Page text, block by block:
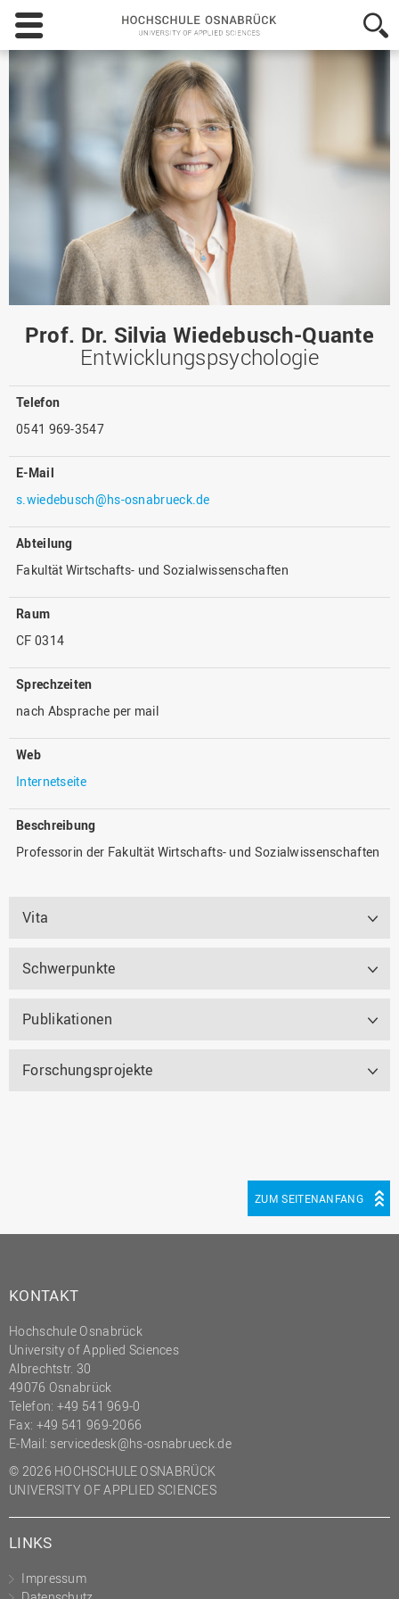
Hochschule
Osnabrück
-
Prof. Dr. Silvia Wiedebusch-Quante
Entwicklungspsychologie
Telefon
0541 969-3547
E-Mail
s.wiedebusch@hs-osnabrueck.de
Abteilung
Fakultät Wirtschafts- und Sozialwissenschaften
Raum
CF 0314
Sprechzeiten
nach Absprache per mail
Web
Internetseite
Beschreibung
Professorin der Fakultät Wirtschafts- und Sozialwissenschaften
Vita
Schwerpunkte
Publikationen
Forschungsprojekte
ZUM SEITENANFANG
KONTAKT
Hochschule Osnabrück
University of Applied Sciences
Albrechtstr. 30
49076 Osnabrück
Telefon: +49 541 969-0
Fax: +49 541 969-2066
E-Mail: servicedesk@hs-osnabrueck.de
© 2026 HOCHSCHULE OSNABRÜCK
UNIVERSITY OF APPLIED SCIENCES
LINKS
Impressum